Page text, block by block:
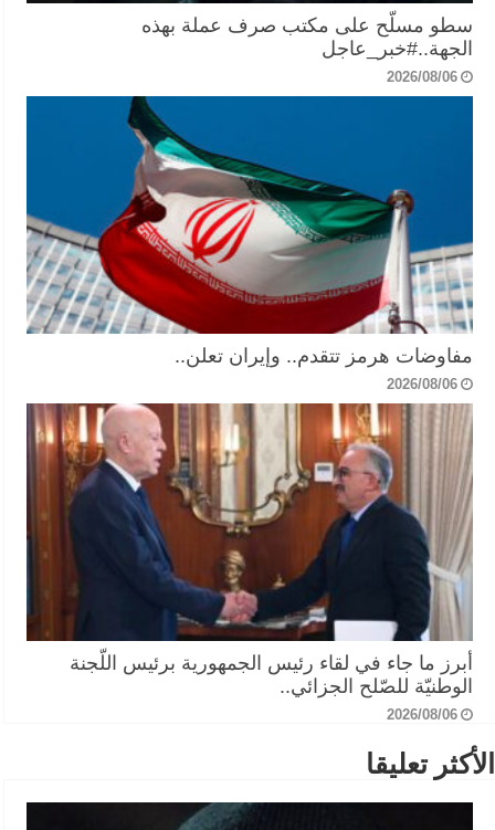
سطو مسلّح على مكتب صرف عملة بهذه
الجهة..#خبر_عاجل
2026/08/06
مفاوضات هرمز تتقدم.. وإيران تعلن..
2026/08/06
أبرز ما جاء في لقاء رئيس الجمهورية برئيس اللّجنة
الوطنيّة للصّلح الجزائي..
2026/08/06
الأكثر تعليقا